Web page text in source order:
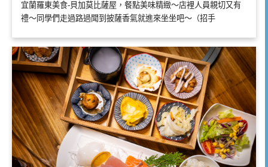
宜蘭羅東美食-貝加莫比薩屋，餐點美味精緻～店裡人員親切又有
禮～同學們走過路過聞到披薩香氣就進來坐坐吧～（招手